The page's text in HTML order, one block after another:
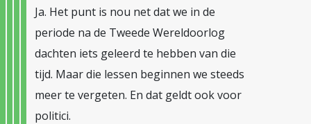
Ja. Het punt is nou net dat we in de
periode na de Tweede Wereldoorlog
dachten iets geleerd te hebben van die
tijd. Maar die lessen beginnen we steeds
meer te vergeten. En dat geldt ook voor
politici.